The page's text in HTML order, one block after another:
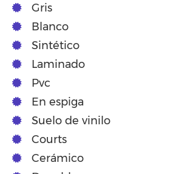
Gris
Blanco
Sintético
Laminado
Pvc
En espiga
Suelo de vinilo
Courts
Cerámico